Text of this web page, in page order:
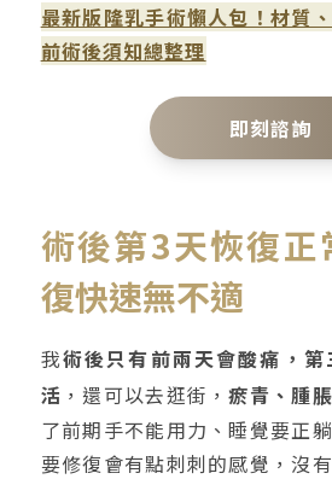
最新版隆乳手術懶人包！材質
前術後須知總整理
即刻諮詢
術後第3天恢復正
復快速無不適
我術後只有前兩天會酸痛，
活 ，還可以去逛街，瘀青、腫
了前期手不能用力、睡覺要正
要修復會有點刺刺的感覺，沒